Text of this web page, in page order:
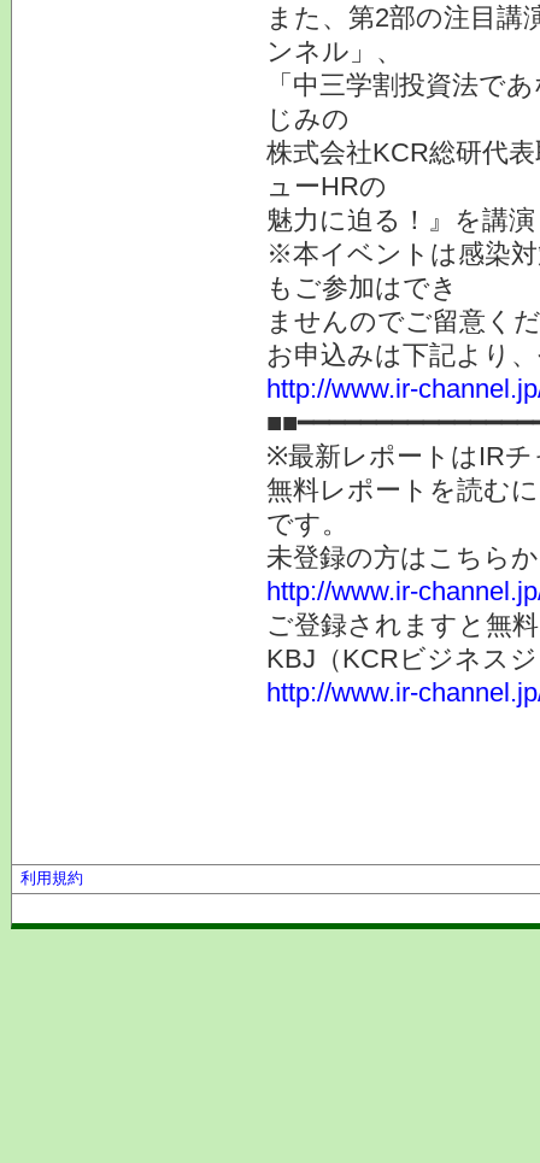
また、第2部の注目
ンネル」、
「中三学割投資法で
じみの
株式会社KCR総研代
ューHRの
魅力に迫る！』を講
※本イベントは感染
もご参加はでき
ませんのでご留意く
お申込みは下記より
http://www.ir-
※最新レポートはIR
無料レポートを読む
です。
未登録の方はこちら
http://www.ir-
ご登録されますと無
KBJ（KCRビジネス
http://www.ir-
利用規約